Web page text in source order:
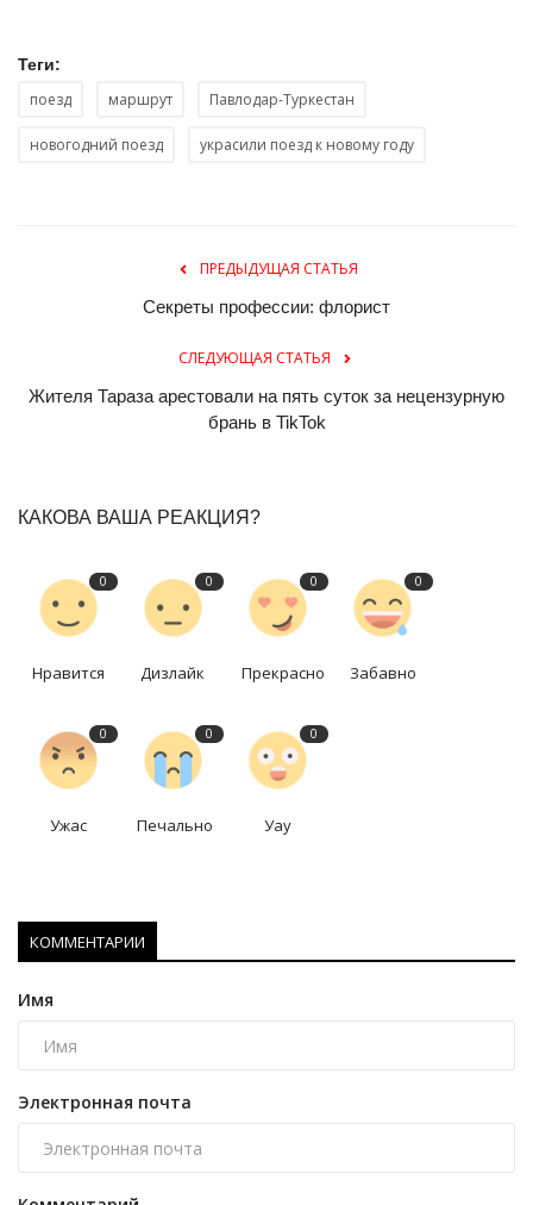
Теги:
поезд маршрут Павлодар-Туркестан
новогодний поезд украсили поезд к новому году
ПРЕДЫДУЩАЯ СТАТЬЯ
Секреты профессии: флорист
СЛЕДУЮЩАЯ СТАТЬЯ
Жителя Тараза арестовали на пять суток за нецензурную
брань в TikTok
КАКОВА ВАША РЕАКЦИЯ?
0
Нравится
0
Дизлайк
0
Прекрасно
0
Забавно
0
Ужас
0
Печально
0
Уау
КОММЕНТАРИИ
Имя
Электронная почта